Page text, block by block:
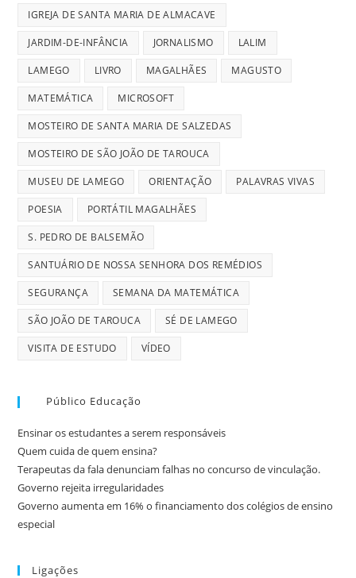
IGREJA DE SANTA MARIA DE ALMACAVE
JARDIM-DE-INFÂNCIA JORNALISMO LALIM
LAMEGO LIVRO MAGALHÃES MAGUSTO
MATEMÁTICA MICROSOFT
MOSTEIRO DE SANTA MARIA DE SALZEDAS
MOSTEIRO DE SÃO JOÃO DE TAROUCA
MUSEU DE LAMEGO ORIENTAÇÃO PALAVRAS VIVAS
POESIA PORTÁTIL MAGALHÃES
S. PEDRO DE BALSEMÃO
SANTUÁRIO DE NOSSA SENHORA DOS REMÉDIOS
SEGURANÇA SEMANA DA MATEMÁTICA
SÃO JOÃO DE TAROUCA SÉ DE LAMEGO
VISITA DE ESTUDO VÍDEO
Público Educação
Ensinar os estudantes a serem responsáveis
Quem cuida de quem ensina?
Terapeutas da fala denunciam falhas no concurso de vinculação.
Governo rejeita irregularidades
Governo aumenta em 16% o financiamento dos colégios de ensino
especial
Ligações